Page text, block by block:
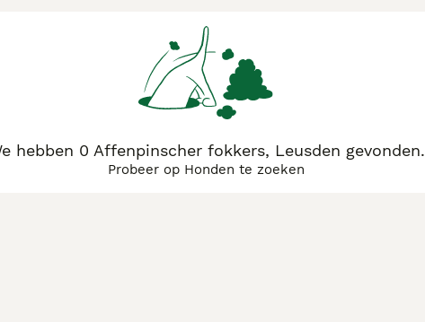
hebben 0 Affenpinscher fokkers, Leusden gevonden.
Probeer op Honden te zoeken